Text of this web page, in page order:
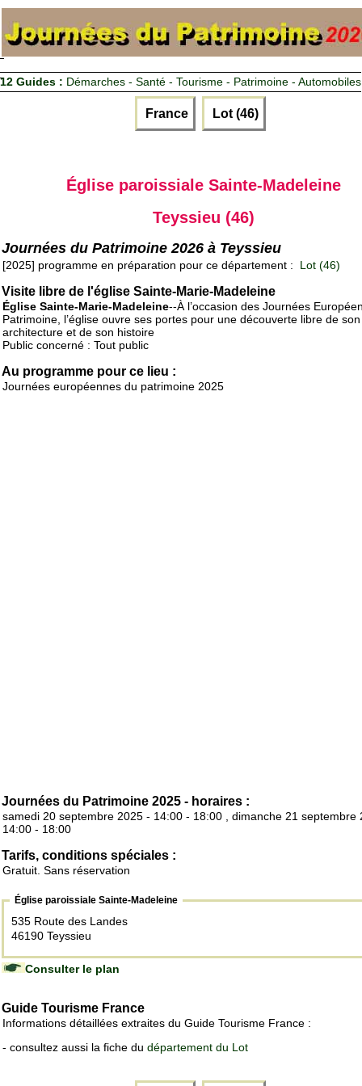
12 Guides : Démarches - Santé - Tourisme - Patrimoine - Automobiles
France Lot (46)
Église paroissiale Sainte-Madeleine
Teyssieu (46)
Journées du Patrimoine 2026 à Teyssieu
[2025] programme en préparation pour ce département : Lot (46)
Visite libre de l'église Sainte-Marie-Madeleine
Église Sainte-Marie-Madeleine--À l’occasion des Journées
Patrimoine, l’église ouvre ses portes pour une découverte libre de son
architecture et de son histoire
Public concerné : Tout public
Au programme pour ce lieu :
Journées européennes du patrimoine 2025
Journées du Patrimoine 2025 - horaires :
samedi 20 septembre 2025 - 14:00 - 18:00 , dimanche 21 septembre
14:00 - 18:00
Tarifs, conditions spéciales :
Gratuit. Sans réservation
Église paroissiale Sainte-Madeleine
535 Route des Landes
46190 Teyssieu
Consulter le plan
Guide Tourisme France
Informations détaillées extraites du Guide Tourisme France :
- consultez aussi la fiche du département du Lot